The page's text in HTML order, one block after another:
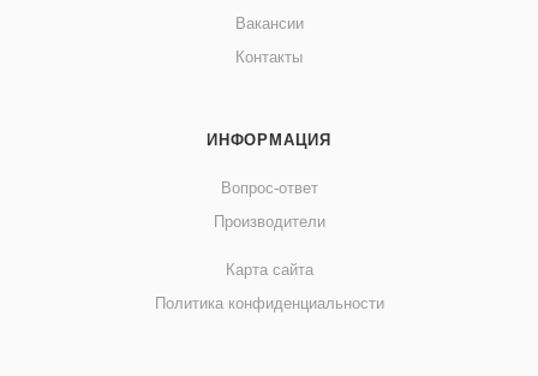
Вакансии
Контакты
ИНФОРМАЦИЯ
Вопрос-ответ
Производители
Карта сайта
Политика конфиденциальности